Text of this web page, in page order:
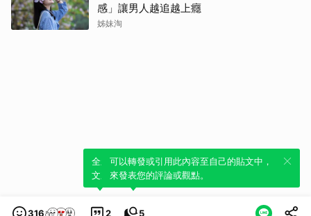
感」讓男人越追越上癮
姊妹淘
316 2
全新體驗！一鍵引用此內容，透過發布貼
文來輕鬆表達個人立場。
5
可以轉發或引用此內容至自己的貼文中，
來發表您的評論或觀點。